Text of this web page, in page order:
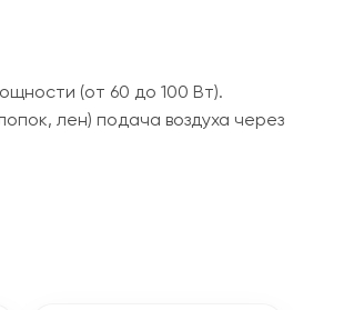
(от 60 до 100 Вт).
лен) подача воздуха через